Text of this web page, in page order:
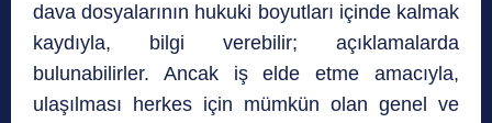
dava dosyalarının hukuki boyutları içinde kalmak
kaydıyla, bilgi verebilir; açıklamalarda
bulunabilirler. Ancak iş elde etme amacıyla,
ulaşılması herkes için mümkün olan genel ve